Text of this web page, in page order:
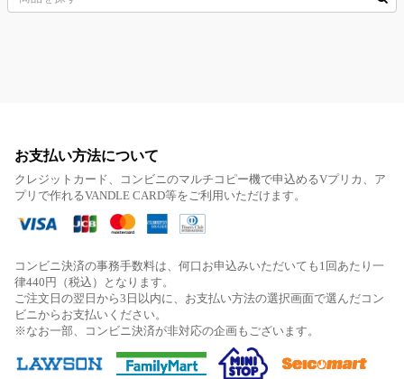
お支払い方法について
クレジットカード、コンビニのマルチコピー機で申込めるVプリカ、ア
プリで作れるVANDLE CARD等をご利用いただけます。
コンビニ決済の事務手数料は、何口お申込みいただいても1回あたり一
律440円（税込）となります。
ご注文日の翌日から3日以内に、お支払い方法の選択画面で選んだコン
ビニからお支払いください。
※なお一部、コンビニ決済が非対応の企画もございます。